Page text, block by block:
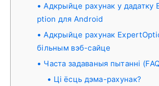
Адкрыйце рахунак у дадатку
ption для Android
Адкрыйце рахунак
більным вэб-сайце
Часта задаваныя пытанні
Ці ёсць дэма-рахунак?